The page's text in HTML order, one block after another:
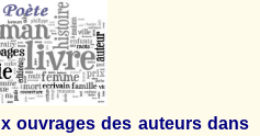
ouvrages des auteurs dans